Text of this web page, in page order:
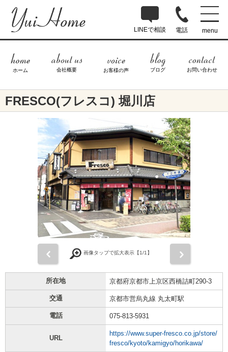
LINEで相談 電話 menu
ホーム 会社概要 お客様の声 ブログ お問い合わせ
FRESCO(フレスコ) 堀川店
画像タップで拡大表示【1/1】
所在地 京都府京都市上京区西橋詰町290-3
交通 京都市営烏丸線 丸太町駅
電話 075-813-5931
URL
https://www.super-fresco.co.jp/store/
fresco/kyoto/kamigyo/horikawa/